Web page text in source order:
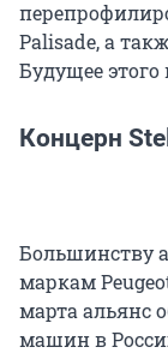
Palisade, а
Будущее
Концерн
Большинству
маркам
марта альянс
машин в